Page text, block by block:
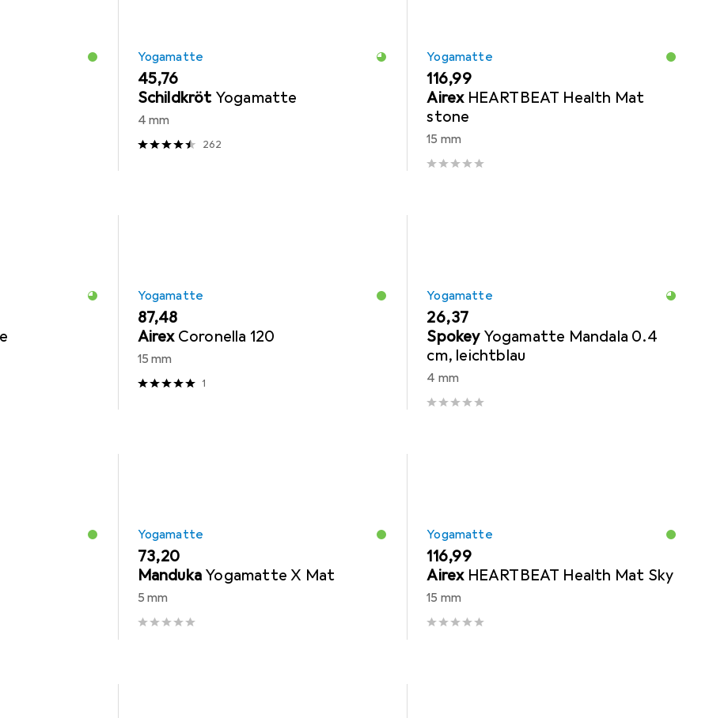
Yogamatte
EUR
45,76
Schildkröt Yogamatte
4 mm
262
Yogamatte
EUR
116,99
Airex HEARTBEAT Health Mat
stone
15 mm
Yogamatte
EUR
87,48
Airex Coronella 120
15 mm
1
Yogamatte
EUR
26,37
Spokey Yogamatte Mandala 0.4
cm, leichtblau
4 mm
Yogamatte
EUR
73,20
Manduka Yogamatte X Mat
5 mm
Yogamatte
EUR
116,99
Airex HEARTBEAT Health Mat Sky
15 mm